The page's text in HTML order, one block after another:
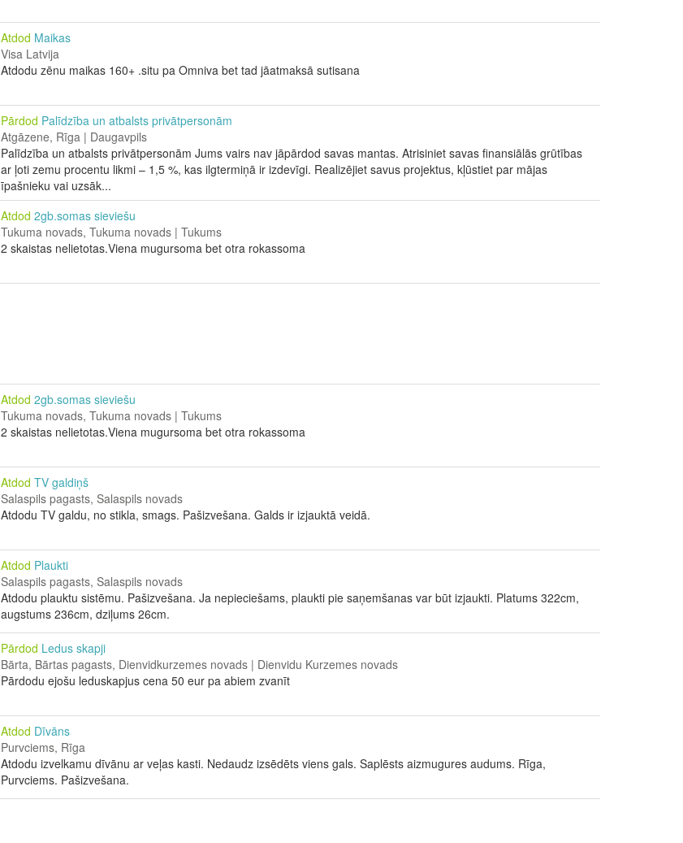
Atdod Maikas
Visa Latvija
Atdodu zēnu maikas 160+ .situ pa Omniva bet tad jāatmaksā sutisana
Pārdod Palīdzība un atbalsts privātpersonām
Atgāzene, Rīga | Daugavpils
Palīdzība un atbalsts privātpersonām Jums vairs nav jāpārdod savas mantas. Atrisiniet savas finansiālās grūtības
ar ļoti zemu procentu likmi – 1,5 %, kas ilgtermiņā ir izdevīgi. Realizējiet savus projektus, kļūstiet par mājas
īpašnieku vai uzsāk...
Atdod 2gb.somas sieviešu
Tukuma novads, Tukuma novads | Tukums
2 skaistas nelietotas.Viena mugursoma bet otra rokassoma
Atdod 2gb.somas sieviešu
Tukuma novads, Tukuma novads | Tukums
2 skaistas nelietotas.Viena mugursoma bet otra rokassoma
Atdod TV galdiņš
Salaspils pagasts, Salaspils novads
Atdodu TV galdu, no stikla, smags. Pašizvešana. Galds ir izjauktā veidā.
Atdod Plaukti
Salaspils pagasts, Salaspils novads
Atdodu plauktu sistēmu. Pašizvešana. Ja nepieciešams, plaukti pie saņemšanas var būt izjaukti. Platums 322cm,
augstums 236cm, dziļums 26cm.
Pārdod Ledus skapji
Bārta, Bārtas pagasts, Dienvidkurzemes novads | Dienvidu Kurzemes novads
Pārdodu ejošu leduskapjus cena 50 eur pa abiem zvanīt
Atdod Dīvāns
Purvciems, Rīga
Atdodu izvelkamu dīvānu ar veļas kasti. Nedaudz izsēdēts viens gals. Saplēsts aizmugures audums. Rīga,
Purvciems. Pašizvešana.